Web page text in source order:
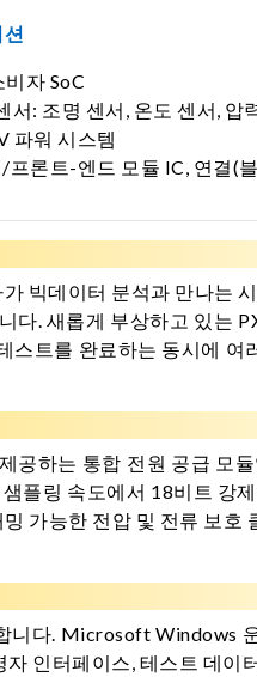
자 SoC
서: 조명 센서, 온도 센서, 압
파워 시스템
프론트-엔드 모듈 IC, 연결(
빅데이터 분석과 만나는
. 새롭게 부상하고 있는
트를 완료하는 동시에 여
하는 통합 전원 공급 모
플링 속도에서 18비트 강
가능한 전압 및 전류 보호
다. Microsoft Windows
인터페이스, 테스트 데이